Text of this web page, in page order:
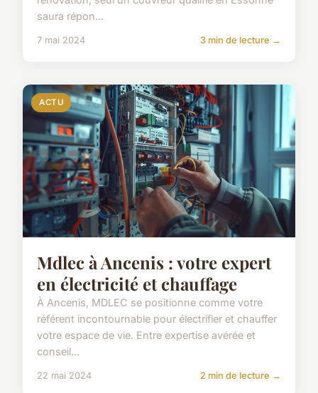
saura répon...
7 mai 2024 3 min de lecture →
ACTU
Mdlec à Ancenis : votre expert
en électricité et chauffage
À Ancenis, MDLEC se positionne comme votre
référent incontournable pour électrifier et chauffer
votre espace de vie. Entre expertise avérée et
conseil...
22 mai 2024 2 min de lecture →